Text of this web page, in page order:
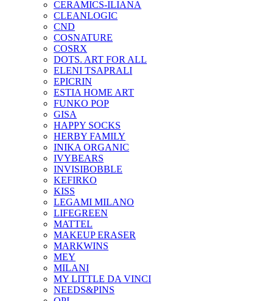
CERAMICS-ILIANA
CLEANLOGIC
CND
COSNATURE
COSRX
DOTS. ART FOR ALL
ELENI TSAPRALI
EPICRIN
ESTIA HOME ART
FUNKO POP
GISA
HAPPY SOCKS
HERBY FAMILY
INIKA ORGANIC
IVYBEARS
INVISIBOBBLE
KEFIRKO
KISS
LEGAMI MILANO
LIFEGREEN
MATTEL
MAKEUP ERASER
MARKWINS
MEY
MILANI
MY LITTLE DA VINCI
NEEDS&PINS